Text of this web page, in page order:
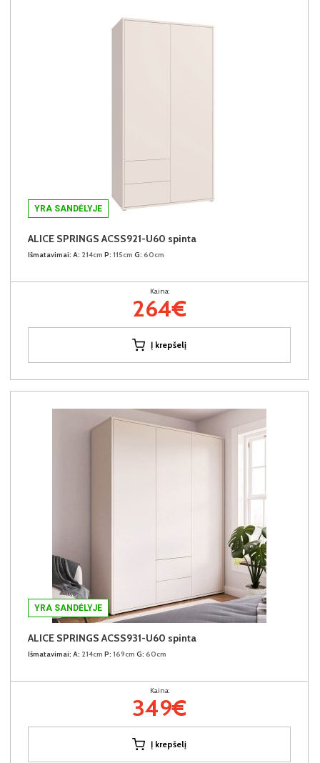
YRA SANDĖLYJE
ALICE SPRINGS ACSS921-U60 spinta
Išmatavimai: A: 214cm P: 115cm G: 60cm
Kaina:
264€
Į krepšelį
YRA SANDĖLYJE
ALICE SPRINGS ACSS931-U60 spinta
Išmatavimai: A: 214cm P: 169cm G: 60cm
Kaina:
349€
Į krepšelį